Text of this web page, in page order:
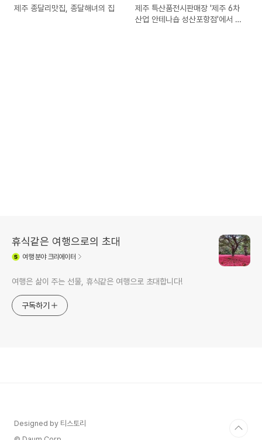
제주 종달리맛집, 종달해녀의 집
제주 특산품전시판매장 '제주 6차
산업 안테나숍 성산포항점'에서 제
휴식같은 여행으로의 초대
여행분야 크리에이터
여행은 삶이 주는 선물, 휴식같은 여행으로 초대합니다!
구독하기
Designed by 티스토리